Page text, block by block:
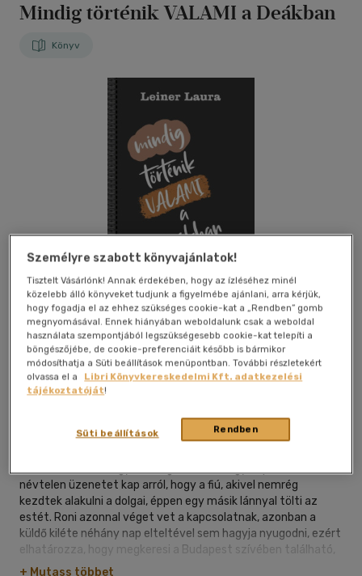
Mindig történik VALAMI a Deákban
Könyv
Kívánságlistához adom
magyar nyelvű|füles, kartonált|
névtelen üzenetet kap arról, hogy a fiú, akivel nemrég
kezdtek alakulni a dolgai, éppen egy másik lánnyal tölti az
estét. Roni azonnal véget vet a kapcsolatnak, azonban a
küldő kiléte néhány nap elteltével sem hagyja nyugodni, ezért
elhatározza, hogy megkeresi a Budapest szívében található,
patinás múlttal rendelkező, hatalmas és nagy létszámú Deák
+ Mutass többet
Személyre szabott könyvajánlatok!
Tisztelt Vásárlónk! Annak érdekében, hogy az ízléséhez minél
közelebb álló könyveket tudjunk a figyelmébe ajánlani, arra kérjük,
hogy fogadja el az ehhez szükséges cookie-kat a „Rendben” gomb
megnyomásával. Ennek hiányában weboldalunk csak a weboldal
használata szempontjából legszükségesebb cookie-kat telepíti a
böngészőjébe, de cookie-preferenciáit később is bármikor
módosíthatja a Süti beállítások menüpontban. További részletekért
olvassa el a
Libri Könyvkereskedelmi Kft. adatkezelési
tájékoztatóját!
Rendben
Süti beállítások